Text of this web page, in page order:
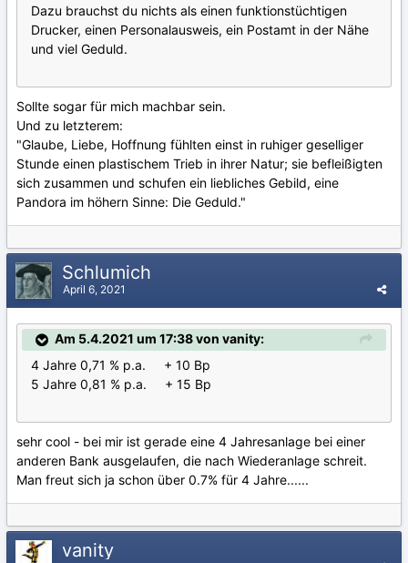
Dazu brauchst du nichts als einen funktionstüchtigen
Drucker, einen Personalausweis, ein Postamt in der Nähe
und viel Geduld.
Sollte sogar für mich machbar sein.
Und zu letzterem:
"Glaube, Liebe, Hoffnung fühlten einst in ruhiger geselliger
Stunde einen plastischem Trieb in ihrer Natur; sie befleißigten
sich zusammen und schufen ein liebliches Gebild, eine
Pandora im höhern Sinne: Die Geduld."
Schlumich
April 6, 2021
Am 5.4.2021 um 17:38 von vanity:
4 Jahre 0,71 % p.a. + 10 Bp
5 Jahre 0,81 % p.a. + 15 Bp
sehr cool - bei mir ist gerade eine 4 Jahresanlage bei einer
anderen Bank ausgelaufen, die nach Wiederanlage schreit.
Man freut sich ja schon über 0.7% für 4 Jahre......
vanity